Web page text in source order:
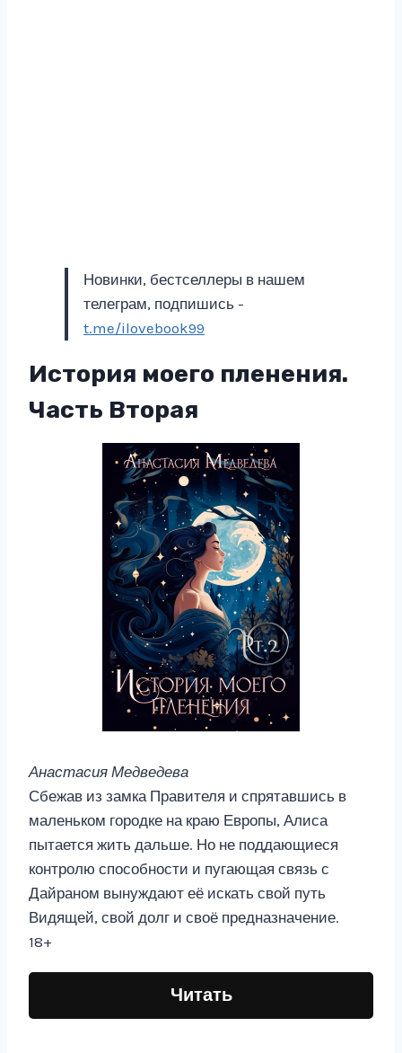
Новинки, бестселлеры в нашем
телеграм, подпишись -
t.me/ilovebook99
История моего пленения.
Часть Вторая
Анастасия Медведева
Сбежав из замка Правителя и спрятавшись в
маленьком городке на краю Европы, Алиса
пытается жить дальше. Но не поддающиеся
контролю способности и пугающая связь с
Дайраном вынуждают её искать свой путь
Видящей, свой долг и своё предназначение.
18+
Читать